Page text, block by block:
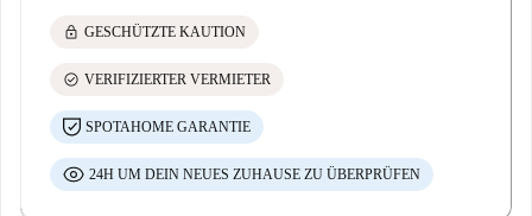
lock GESCHÜTZTE KAUTION
check_circle VERIFIZIERTER VERMIETER
SPOTAHOME GARANTIE
24H UM DEIN NEUES ZUHAUSE ZU ÜBERPRÜFEN